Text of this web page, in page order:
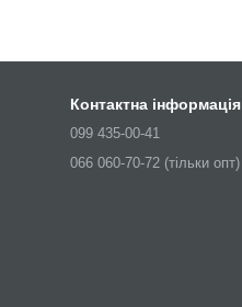
Контактна інформація
099 435-00-41
066 060-70-72 (тільки опт)